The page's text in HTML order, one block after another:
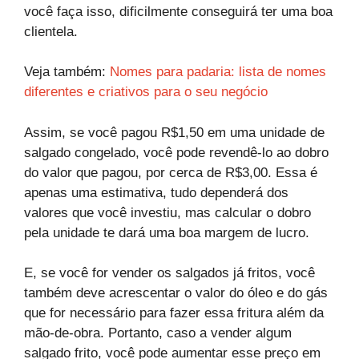
você faça isso, dificilmente conseguirá ter uma boa
clientela.
Veja também: Nomes para padaria: lista de nomes
diferentes e criativos para o seu negócio
Assim, se você pagou R$1,50 em uma unidade de
salgado congelado, você pode revendê-lo ao dobro
do valor que pagou, por cerca de R$3,00. Essa é
apenas uma estimativa, tudo dependerá dos
valores que você investiu, mas calcular o dobro
pela unidade te dará uma boa margem de lucro.
E, se você for vender os salgados já fritos, você
também deve acrescentar o valor do óleo e do gás
que for necessário para fazer essa fritura além da
mão-de-obra. Portanto, caso a vender algum
salgado frito, você pode aumentar esse preço em